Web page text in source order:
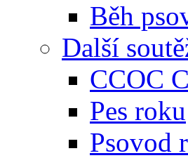
Běh
Další
CCOC
Pes roku
Psovod